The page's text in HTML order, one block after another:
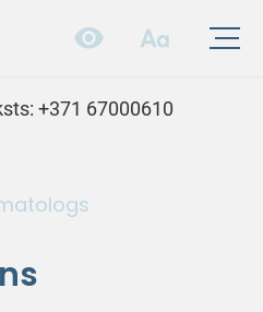
+371 67000610